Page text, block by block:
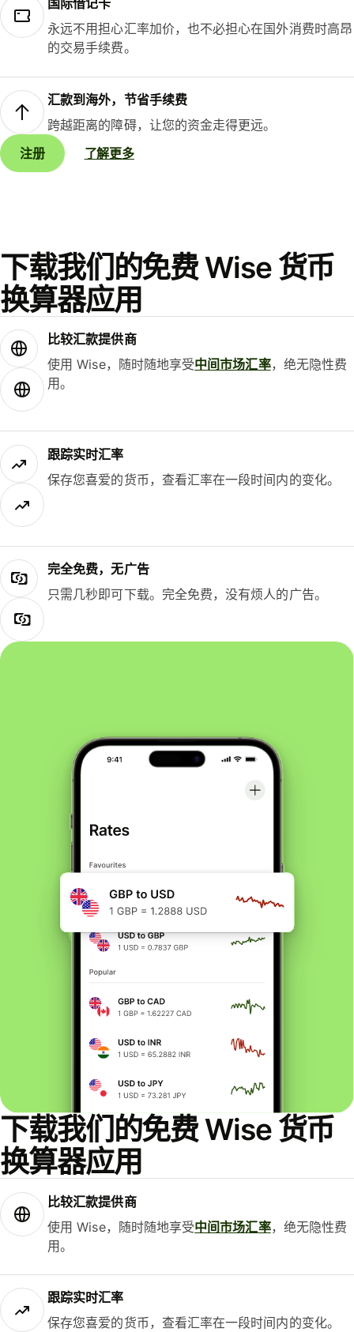
国际借记卡
永远不用担心汇率加价，也不必担心在国外消费时高昂
的交易手续费。
汇款到海外，节省手续费
跨越距离的障碍，让您的资金走得更远。
注册
了解更多
下载我们的免费 Wise 货币
换算器应用
比较汇款提供商
使用 Wise，随时随地享受中间市场汇率，绝无隐性费
用。
跟踪实时汇率
保存您喜爱的货币，查看汇率在一段时间内的变化。
完全免费，无广告
只需几秒即可下载。完全免费，没有烦人的广告。
下载我们的免费 Wise 货币
换算器应用
比较汇款提供商
使用 Wise，随时随地享受中间市场汇率，绝无隐性费
用。
跟踪实时汇率
保存您喜爱的货币，查看汇率在一段时间内的变化。